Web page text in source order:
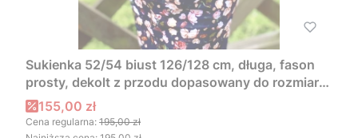
Sukienka 52/54 biust 126/128 cm, długa, fason
prosty, dekolt z przodu dopasowany do rozmiaru,
DROBNA DZIKA RÓŻA
Cena promocyjna
155,00 zł
Cena regularna: 195,00 zł